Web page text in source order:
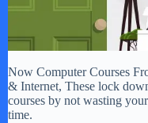
Now Computer Courses
& Internet, These lock
courses by not wasting
time.